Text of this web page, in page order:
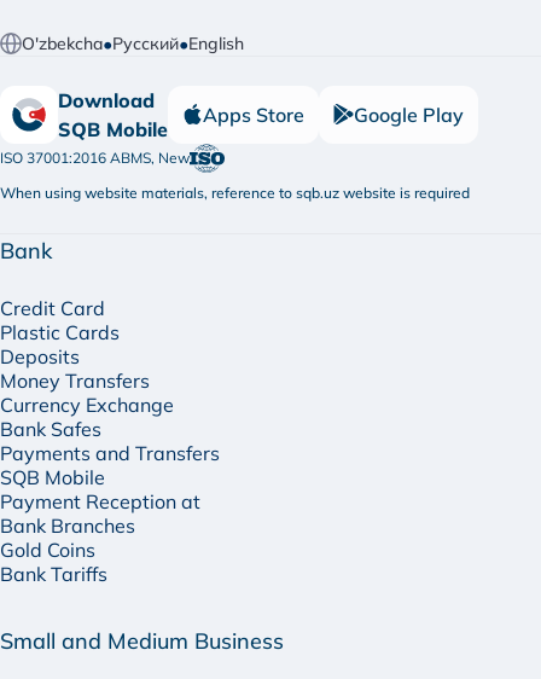
O'zbekcha•Русский•English
Download
SQB Mobile
Apps Store Google Play
ISO 37001:2016 ABMS, New
When using website materials, reference to sqb.uz website is required
Bank
Credit Card
Plastic Cards
Deposits
Money Transfers
Currency Exchange
Bank Safes
Payments and Transfers
SQB Mobile
Payment Reception at
Bank Branches
Gold Coins
Bank Tariffs
Small and Medium Business